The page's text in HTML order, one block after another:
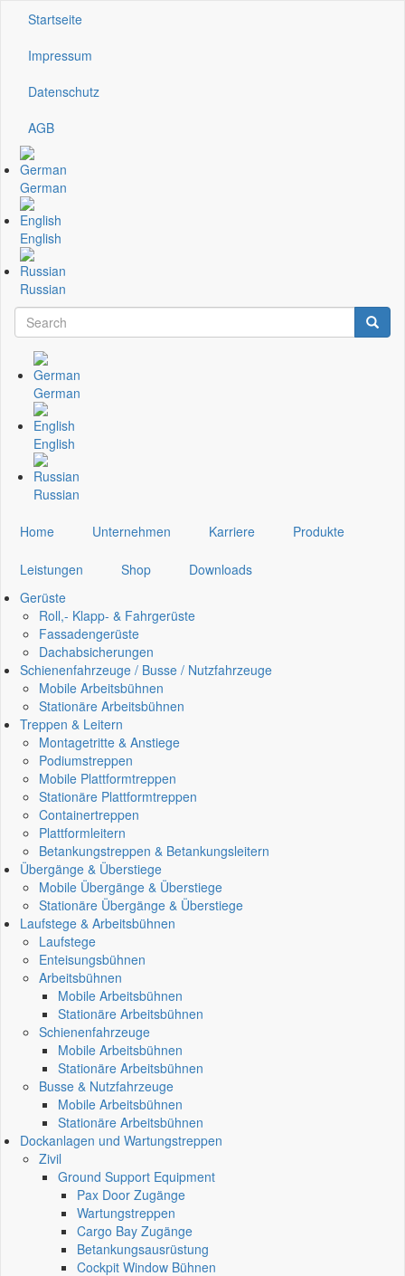
Kopfzeile
Startseite
Impressum
Datenschutz
AGB
German
English
Russian
Suchformular
Search Search
German
English
Russian
Home Unternehmen Karriere Produkte
Leistungen Shop
Downloads
Gerüste
Roll,- Klapp- & Fahrgerüste
Fassadengerüste
Dachabsicherungen
Schienenfahrzeuge / Busse / Nutzfahrzeuge
Mobile Arbeitsbühnen
Stationäre Arbeitsbühnen
Treppen & Leitern
Montagetritte & Anstiege
Podiumstreppen
Mobile Plattformtreppen
Stationäre Plattformtreppen
Containertreppen
Plattformleitern
Betankungstreppen & Betankungsleitern
Übergänge & Überstiege
Mobile Übergänge & Überstiege
Stationäre Übergänge & Überstiege
Laufstege & Arbeitsbühnen
Laufstege
Enteisungsbühnen
Arbeitsbühnen
Mobile Arbeitsbühnen
Stationäre Arbeitsbühnen
Schienenfahrzeuge
Mobile Arbeitsbühnen
Stationäre Arbeitsbühnen
Busse & Nutzfahrzeuge
Mobile Arbeitsbühnen
Stationäre Arbeitsbühnen
Dockanlagen und Wartungstreppen
Zivil
Ground Support Equipment
Pax Door Zugänge
Wartungstreppen
Cargo Bay Zugänge
Betankungsausrüstung
Cockpit Window Bühnen